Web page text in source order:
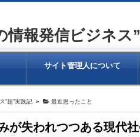
情報発信ビジネス
サイト管理人について
”超”実践記 » 最近思ったこと
が失われつつある現代